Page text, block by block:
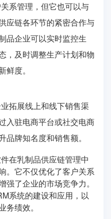
系管理，但它也可以与
应链各环节的紧密合作与
品企业可以实时监控生
，及时调整生产计划和物
度。
拓展线上和线下销售渠
入驻电商平台或社交电商
牌知名度和销售额。
在乳制品供应链管理中
。它不仅优化了客户关系
了企业的市场竞争力。
系统的建设和应用，以
绩效。